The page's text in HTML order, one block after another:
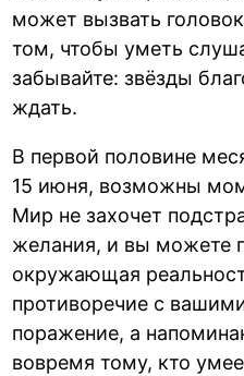
может вызвать
том, чтобы уметь
забывайте: звёзды
ждать.
В первой половине
15 июня, возможны
Мир не захочет
желания, и вы можете
окружающая
противоречие с
поражение, а
вовремя тому, кто